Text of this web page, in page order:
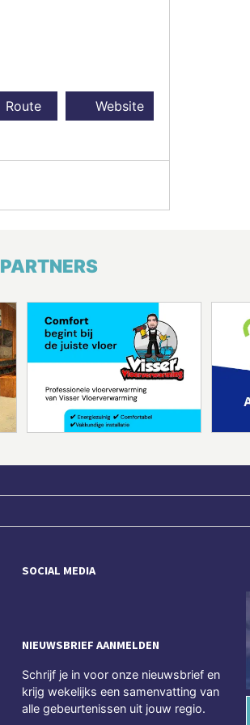
Route Website
PARTNERS
SOCIAL MEDIA
NIEUWSBRIEF AANMELDEN
Schrijf je in voor onze nieuwsbrief en
krijg wekelijks een samenvatting van
alle gebeurtenissen uit jouw regio.